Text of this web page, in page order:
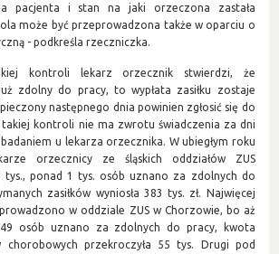
pacjenta i stan na jaki orzeczona zastała
może być przeprowadzona także w oparciu o
- podkreśla rzeczniczka.
kontroli lekarz orzecznik stwierdzi, że
zdolny do pracy, to wypłata zasiłku zostaje
następnego dnia powinien zgłosić się do
takiej kontroli nie ma zwrotu świadczenia za dni
u lekarza orzecznika. W ubiegłym roku
orzecznicy ze śląskich oddziałów ZUS
tys., ponad 1 tys. osób uznano za zdolnych do
zasiłków wyniosła 383 tys. zł. Najwięcej
w oddziale ZUS w Chorzowie, bo aż
osób uznano za zdolnych do pracy, kwota
chorobowych przekroczyła 55 tys. Drugi pod